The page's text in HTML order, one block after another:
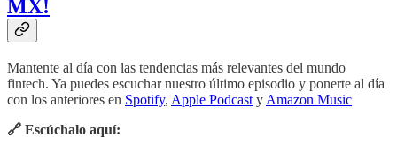
MX!
Mantente al día con las tendencias más relevantes del mundo
fintech. Ya puedes escuchar nuestro último episodio y ponerte al día
con los anteriores en Spotify, Apple Podcast y Amazon Music
🔗 Escúchalo aquí: